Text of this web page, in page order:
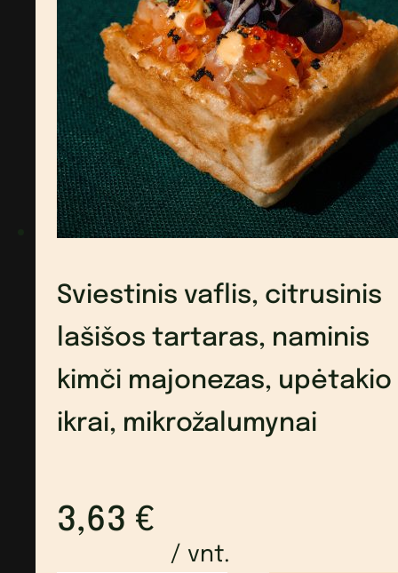
keptų
grybų,
saulėje
džiovintų
pomidorų
ir
alyvuogių
kremu
Sviestinis vaflis, citrusinis
lašišos tartaras, naminis
kimči majonezas, upėtakio
ikrai, mikrožalumynai
3,63 €
/ vnt.